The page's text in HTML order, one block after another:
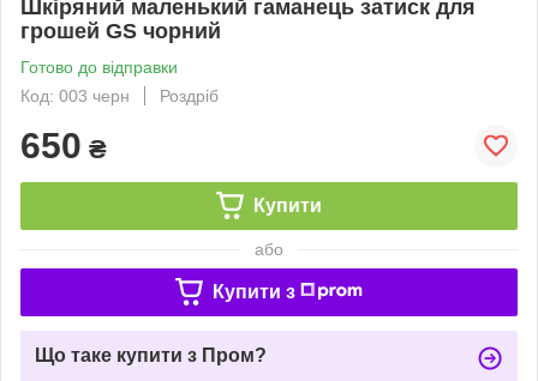
Шкіряний маленький гаманець затиск для
грошей GS чорний
Готово до відправки
Код: 003 черн
Роздріб
650 ₴
Купити
або
Купити з
Що таке купити з Пром?